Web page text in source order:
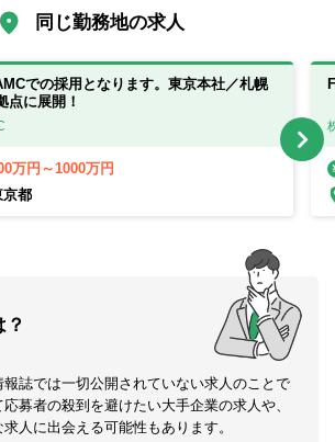
同じ勤務地の求人
での採用となります。東京本社／札幌
点に展開！
万円～1000万円
京都
誌では一切公開されていない求人のことで
募者の殺到を避けたい大手企業の求人や、
人に出会える可能性もあります。